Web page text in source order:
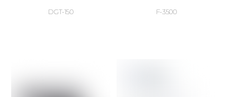
DGT-150 F-3500